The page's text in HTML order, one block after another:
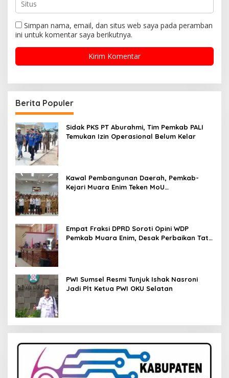
Simpan nama, email, dan situs web saya pada peramban
ini untuk komentar saya berikutnya.
Berita Populer
Sidak PKS PT Aburahmi, Tim Pemkab PALI
Temukan Izin Operasional Belum Kelar
Kawal Pembangunan Daerah, Pemkab-
Kejari Muara Enim Teken MoU
Empat Fraksi DPRD Soroti Opini WDP
Pemkab Muara Enim, Desak Perbaikan Tata
PWI Sumsel Resmi Tunjuk Ishak Nasroni
Jadi Plt Ketua PWI OKU Selatan